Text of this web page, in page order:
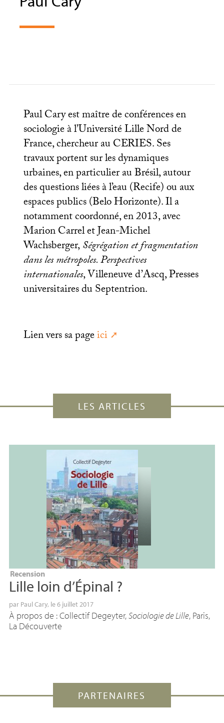
Paul Cary est maître de conférences en
sociologie à l’Université Lille Nord de
France, chercheur auCERIES. Ses
travaux portent sur les dynamiques
urbaines, en particulier au Brésil, autour
des questions liées à l’eau (Recife) ou aux
espaces publics (Belo Horizonte). Il a
notamment coordonné, en 2013, avec
Marion Carrel et Jean-Michel
Wachsberger,Ségrégation et fragmentation
dans les métropoles. Perspectives
internationales, Villeneuve d’Ascq, Presses
universitaires du Septentrion.
Lien vers sa pageici
LES ARTICLES
Recension
Lille loin d’Épinal ?
par Paul Cary, le 6 juillet 2017
À propos de : Collectif Degeyter,Sociologie de Lille, Paris,
La Découverte
PARTENAIRES